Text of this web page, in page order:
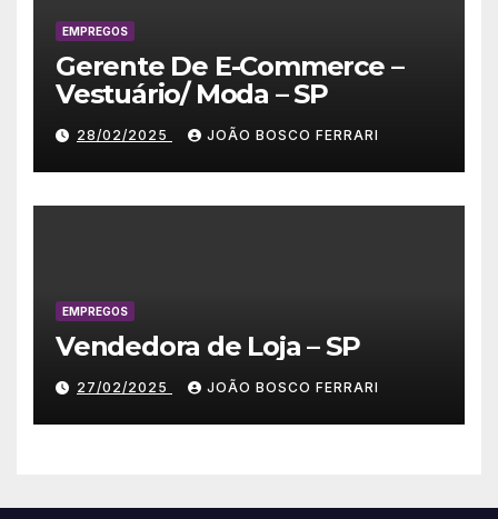
EMPREGOS
Gerente De E-Commerce –
Vestuário/ Moda – SP
28/02/2025 JOÃO BOSCO FERRARI
EMPREGOS
Vendedora de Loja – SP
27/02/2025 JOÃO BOSCO FERRARI